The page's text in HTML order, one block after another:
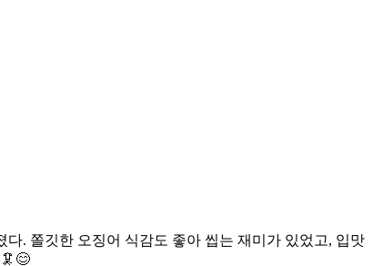
. 쫄깃한 오징어 식감도 좋아 씹는 재미가 있었고, 입맛